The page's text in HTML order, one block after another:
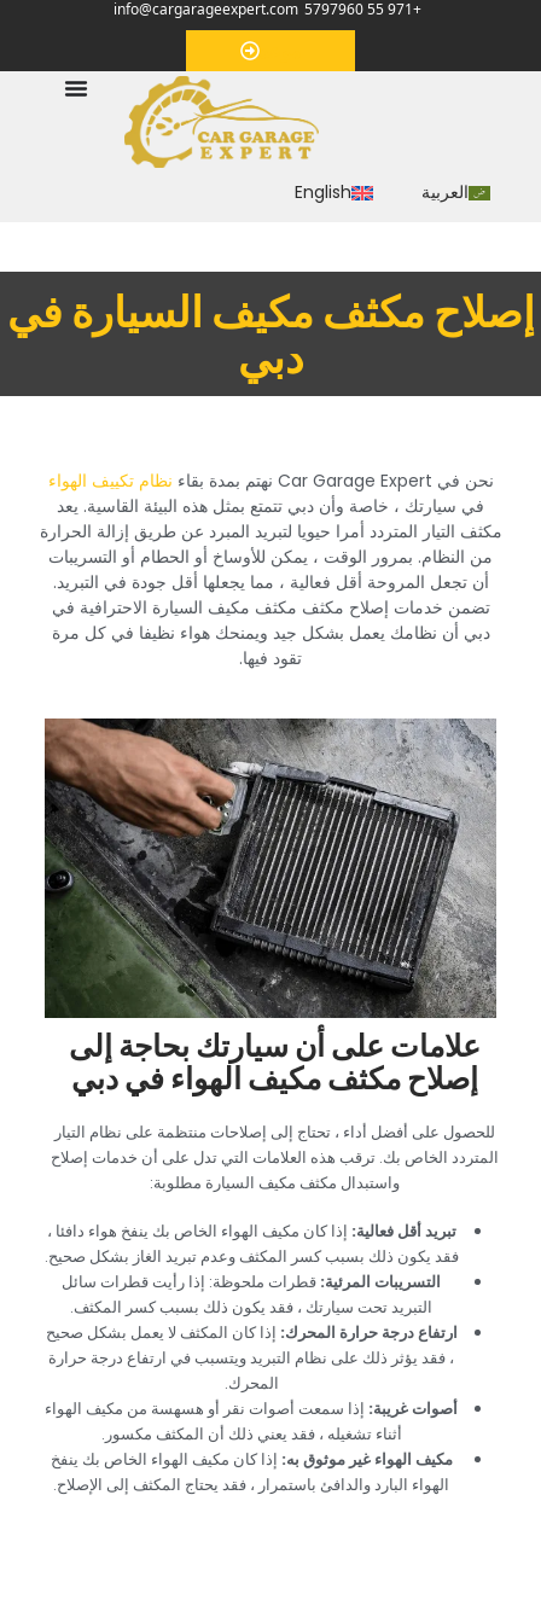
+971 55 5797960
info@cargarageexpert.com
‏موعد‏
العربية English
‏إصلاح مكثف مكيف السيارة في
دبي‏
‏نحن في Car Garage Expert نهتم بمدة بقاء
نظام تكييف الهواء
في سيارتك ، خاصة وأن دبي تتمتع بمثل هذه البيئة القاسية. يعد
مكثف التيار المتردد أمرا حيويا لتبريد المبرد عن طريق إزالة الحرارة
من النظام. بمرور الوقت ، يمكن للأوساخ أو الحطام أو التسريبات
أن تجعل المروحة أقل فعالية ، مما يجعلها أقل جودة في التبريد.
تضمن خدمات إصلاح مكثف مكثف مكيف السيارة الاحترافية في
دبي أن نظامك يعمل بشكل جيد ويمنحك هواء نظيفا في كل مرة
تقود فيها.‏
‏علامات على أن سيارتك بحاجة إلى
إصلاح مكثف مكيف الهواء في دبي‏
‏للحصول على أفضل أداء ، تحتاج إلى إصلاحات منتظمة على نظام التيار
المتردد الخاص بك. ترقب هذه العلامات التي تدل على أن خدمات إصلاح
واستبدال مكثف مكيف السيارة مطلوبة:‏
‏تبريد أقل فعالية: ‏ ‏إذا كان مكيف الهواء الخاص بك ينفخ هواء دافئا ،
فقد يكون ذلك بسبب كسر المكثف وعدم تبريد الغاز بشكل صحيح.‏
‏التسريبات المرئية:‏ ‏ قطرات ملحوظة: إذا رأيت قطرات سائل
التبريد تحت سيارتك ، فقد يكون ذلك بسبب كسر المكثف.‏
‏ارتفاع درجة حرارة المحرك:‏ ‏ إذا كان المكثف لا يعمل بشكل صحيح
، فقد يؤثر ذلك على نظام التبريد ويتسبب في ارتفاع درجة حرارة
المحرك.‏
‏أصوات غريبة: ‏ ‏إذا سمعت أصوات نقر أو هسهسة من مكيف الهواء
أثناء تشغيله ، فقد يعني ذلك أن المكثف مكسور.‏
‏مكيف الهواء غير موثوق به:‏ ‏ إذا كان مكيف الهواء الخاص بك ينفخ
الهواء البارد والدافئ باستمرار ، فقد يحتاج المكثف إلى الإصلاح.‏